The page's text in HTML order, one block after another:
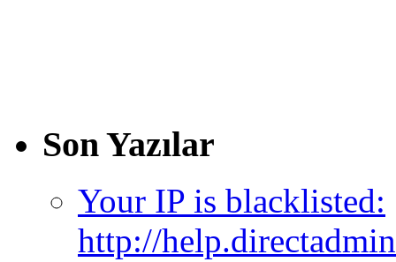
Son Yazılar
Your IP is blacklisted:
http://